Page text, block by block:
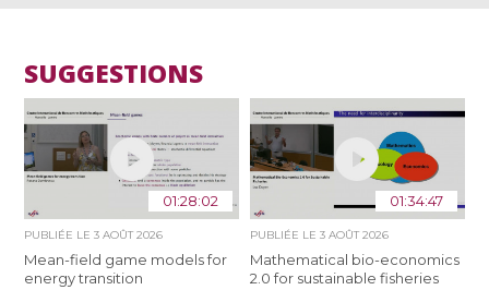
SUGGESTIONS
01:28:02
PUBLIÉE LE3 AOÛT 2026
Mean-field game models for
energy transition
01:34:47
PUBLIÉE LE 3 AOÛT 2026
Mathematical bio-economics
2.0 for sustainable fisheries